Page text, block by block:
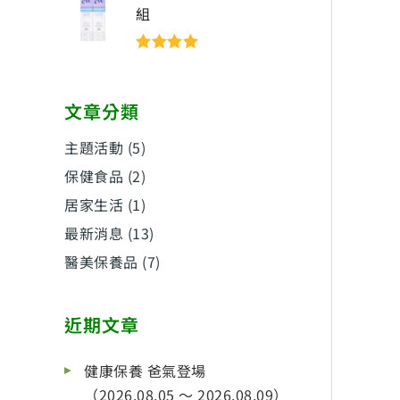
組
文章分類
主題活動 (5)
保健食品 (2)
居家生活 (1)
最新消息 (13)
醫美保養品 (7)
近期文章
健康保養 爸氣登場
（2026.08.05 ～ 2026.08.09）